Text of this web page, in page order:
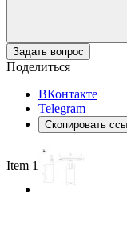
Задать вопрос
Поделиться
ВКонтакте
Telegram
Скопировать
Item 1 of 3